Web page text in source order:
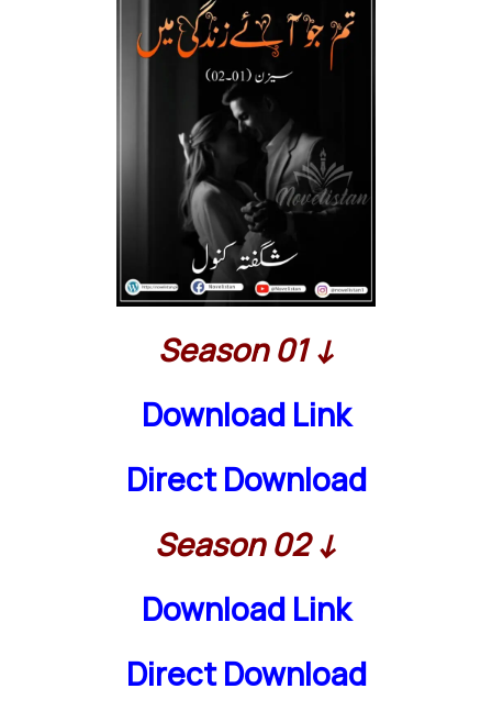
Season 01 ↓
Download Link
Direct Download
Season 02 ↓
Download Link
Direct Download